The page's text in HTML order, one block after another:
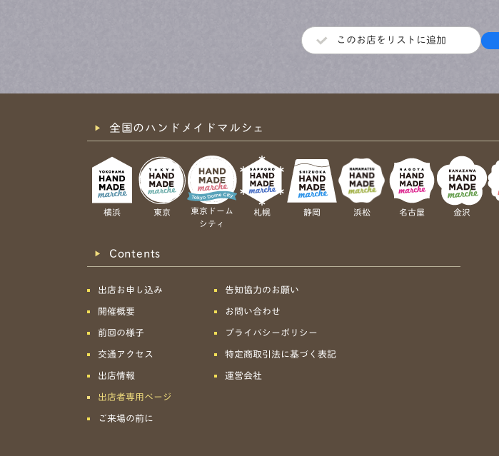
このお店をリストに追加
全国のハンドメイドマルシェ
横浜 東京
東京ドーム
シティ
札幌 静岡 浜松 名古屋 金沢
Contents
出店お申し込み
開催概要
前回の様子
交通アクセス
出店情報
出店者専用ページ
ご来場の前に
告知協力のお願い
お問い合わせ
プライバシーポリシー
特定商取引法に基づく表記
運営会社